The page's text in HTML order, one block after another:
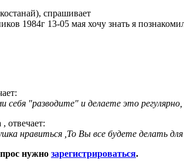
спрашивает
1984г 13-05 мая хочу знать я
"разводите" и делаете это регулярно,
, отвечает:
нравиться ,То Вы все будете делать
нужно зарегистрироваться.